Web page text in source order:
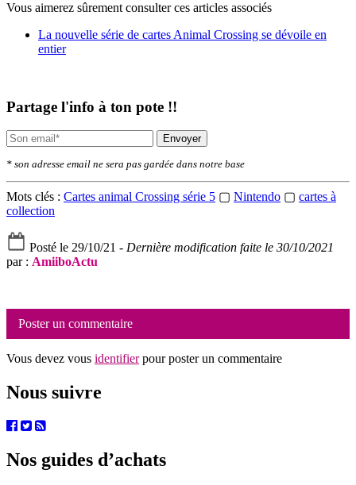
Vous aimerez sûrement consulter ces articles associés
La nouvelle série de cartes Animal Crossing se dévoile en
entier
Partage l'info à ton pote !!
Envoyer
* son adresse email ne sera pas gardée dans notre base
Mots clés : Cartes animal Crossing série 5 ▢ Nintendo ▢ cartes à
collection
Posté le 29/10/21 - Dernière modification faite le 30/10/2021
par : AmiiboActu
Poster un commentaire
Vous devez vous identifierpour poster un commentaire
Nous suivre
Nos guides d’achats